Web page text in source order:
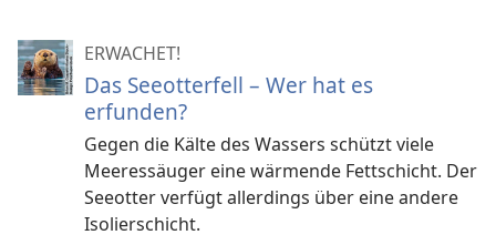
ERWACHET!
Das Seeotterfell – Wer hat es
erfunden?
Gegen die Kälte des Wassers schützt viele
Meeressäuger eine wärmende Fettschicht. Der
Seeotter verfügt allerdings über eine andere
Isolierschicht.